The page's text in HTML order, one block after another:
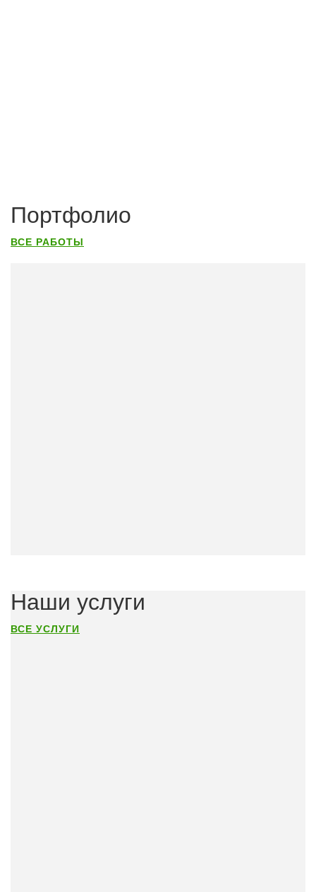
Портфолио
ВСЕ РАБОТЫ
Наши услуги
ВСЕ УСЛУГИ